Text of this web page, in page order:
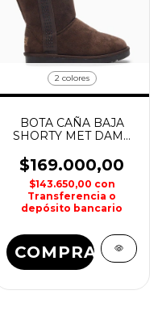
2 colores
BOTA CAÑA BAJA
SHORTY MET DAMA
$169.000,00
$143.650,00 con
Transferencia o
depósito bancario
COMPRAR